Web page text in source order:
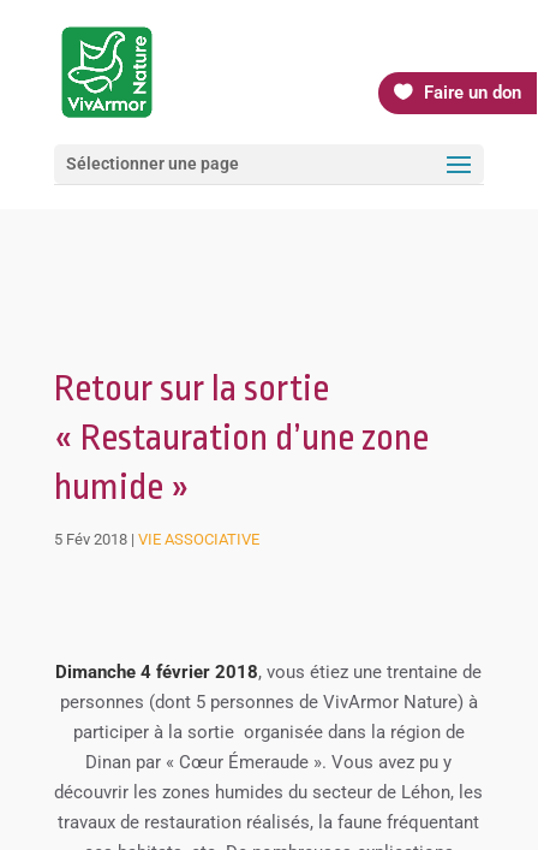
Faire un don
Sélectionner une page
Retour sur la sortie
« Restauration d’une zone
humide »
5 Fév 2018| VIE ASSOCIATIVE
Dimanche 4 février 2018, vous étiez une trentaine de
personnes (dont 5 personnes de VivArmor Nature) à
participer à la sortie organisée dans la région de
Dinan par « Cœur Émeraude ». Vous avez pu y
découvrir les zones humides du secteur de Léhon, les
travaux de restauration réalisés, la faune fréquentant